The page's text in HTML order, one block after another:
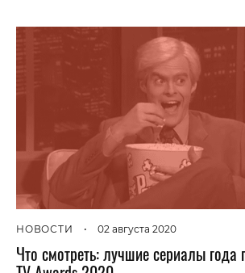
НОВОСТИ • 02 августа 2020
Что смотреть: лучшие сериалы года